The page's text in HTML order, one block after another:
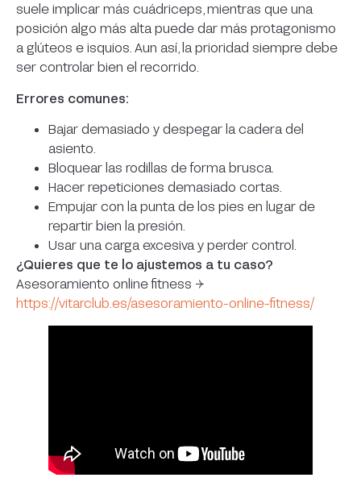
suele implicar más cuádriceps, mientras que una
posición algo más alta puede dar más protagonismo
a glúteos e isquios. Aun así, la prioridad siempre debe
ser controlar bien el recorrido.
Errores comunes:
Bajar demasiado y despegar la cadera del
asiento.
Bloquear las rodillas de forma brusca.
Hacer repeticiones demasiado cortas.
Empujar con la punta de los pies en lugar de
repartir bien la presión.
Usar una carga excesiva y perder control.
¿Quieres que te lo ajustemos a tu caso?
Asesoramiento online fitness →
https://vitarclub.es/asesoramiento-online-fitness/